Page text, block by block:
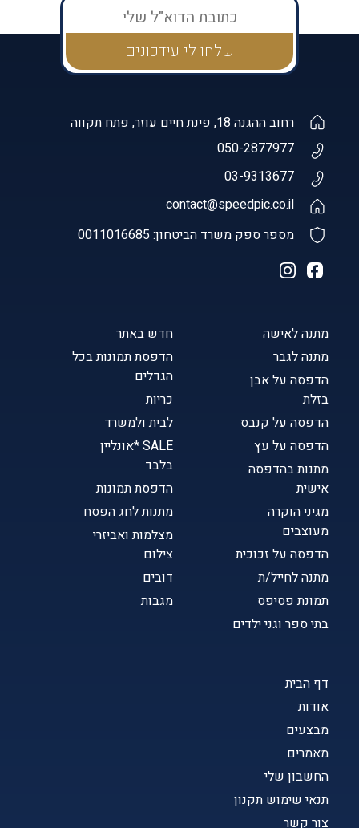
דף הבית
אודות
מבצעים
מאמרים
החשבון שלי
תנאי שימוש תקנון
צור קשר
מתנה לאישה
מתנה לגבר
הדפסה על אבן
בזלת
הדפסה על קנבס
הדפסה על עץ
מתנות בהדפסה
אישית
מגיני הוקרה
מעוצבים
הדפסה על זכוכית
מתנה לחייל/ת
תמונת פסיפס
בתי ספר וגני ילדים
חדש באתר
הדפסת תמונות בכל
הגדלים
כריות
לבית ולמשרד
SALE *אונליין
בלבד
הדפסת תמונות
מתנות לחג הפסח
מצלמות ואביזרי
צילום
דובים
מגבות
רחוב ההגנה 18, פינת חיים עוזר, פתח תקווה
050-2877977
03-9313677
contact@speedpic.co.il
מספר ספק משרד הביטחון: 0011016685